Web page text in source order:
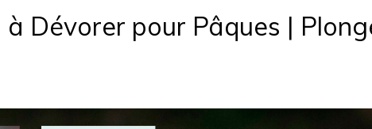
Dévorer pour Pâques |